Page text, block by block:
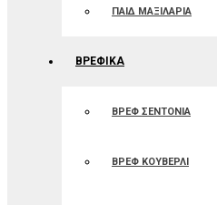
ΠΑΙΔ ΜΑΞΙΛΑΡΙΑ
ΒΡΕΦΙΚΑ
ΒΡΕΦ ΣΕΝΤΟΝΙΑ
ΒΡΕΦ ΚΟΥΒΕΡΛΙ